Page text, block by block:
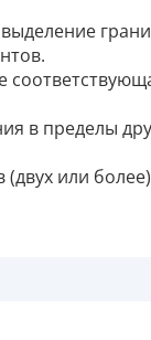
в пределы
или